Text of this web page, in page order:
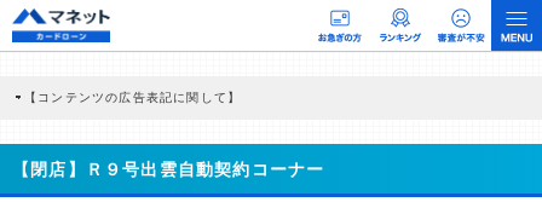
【コンテンツの広告表記に関して】
商品を根拠なくPRするものではなく、当編集部の調査／ユーザーへの口コミ収集な
どに基づき、公平性を担保した情報提供を行っています。
【閉店】Ｒ９号出雲自動契約コーナー